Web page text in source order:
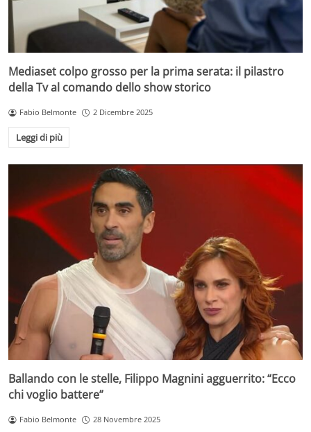
Mediaset colpo grosso per la prima serata: il pilastro
della Tv al comando dello show storico
Fabio Belmonte 2 Dicembre 2025
Leggi di più
Ballando con le stelle, Filippo Magnini agguerrito: “Ecco
chi voglio battere”
Fabio Belmonte 28 Novembre 2025